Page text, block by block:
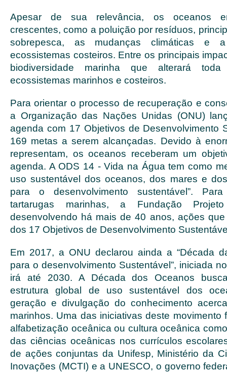
Apesar de sua relevância, os oceanos
crescentes, como a poluição por resíduos,
sobrepesca, as mudanças climáticas e
ecossistemas costeiros. Entre os principais
biodiversidade marinha que alterará
ecossistemas marinhos e costeiros.
Para orientar o processo de recuperação e
a Organização das Nações Unidas (ONU)
agenda com 17 Objetivos de Desenvolvimento
169 metas a serem alcançadas. Devido à
representam, os oceanos receberam um
agenda. A ODS 14 - Vida na Água tem como
uso sustentável dos oceanos, dos mares e
para o desenvolvimento sustentável”.
tartarugas marinhas, a Fundação
desenvolvendo há mais de 40 anos, ações
dos 17 Objetivos de Desenvolvimento
Em 2017, a ONU declarou ainda a “Década
para o desenvolvimento Sustentável”, iniciada
irá até 2030. A Década dos Oceanos
estrutura global de uso sustentável dos
geração e divulgação do conhecimento
marinhos. Uma das iniciativas deste movimento
alfabetização oceânica ou cultura oceânica
das ciências oceânicas nos currículos
de ações conjuntas da Unifesp, Ministério da
Inovações (MCTI) e a UNESCO, o governo